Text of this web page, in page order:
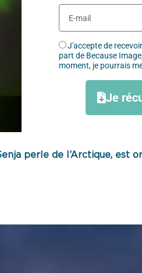
J'accepte de
part de Because
moment, je pourrais
Je
perle de l’Arctique, est